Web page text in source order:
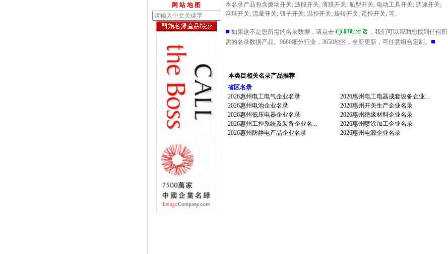
网 站 地 图
本名录产品包含拨动开关; 波段开关; 薄膜开关; 船型开关; 电动工具开关; 调速开关;
浮球开关; 流量开关; 钮子开关; 温控开关; 旋转开关; 遥控开关; 等。
■ 如果这不是您所需的名录数据，请点击
，我们可以帮助您找到任何所
需的名录数据产品。9680细分行业，3650地区，全新更新，可任意组合定制。 ■
本类目相关名录产品推荐
省区名录
2026惠州电工电气企业名录
2026惠州电工电器成套设备企业...
2026惠州电池企业名录
2026惠州开关生产企业名录
2026惠州低压电器企业名录
2026惠州绝缘材料企业名录
2026惠州工控系统及装备企业名...
2026惠州喷涂加工企业名录
2026惠州防静电产品企业名录
2026惠州电源企业名录